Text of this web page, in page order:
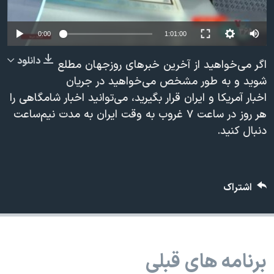
فرهنگ و زندگی
حقوق شهروندی
علم و فناوری
اسرائیل در جنگ
گالری عکس
مستندها
انتخابات ریاست جمهوری آمریکا ۲۰۲۴
رمز مهسا
ورزش زنان در ایران
اعتراضات زن، زندگی، آزادی
دادگاه حمید نوری
اعتراضات مردمی آبان ۹۸
دنبال کنید
زبانهای مختلف
0:00 1:01:00
دانلود
اگر می‌خواهید از آخرین خبرهای روزجهان مطلع
شوید و به طور مشخص می‌خواهید در جریان
اخبار آمریکا و ایران قرار بگیرید، می‌توانید اخبار شامگاهی را
هر روز در ساعت ۷ غروب به وقت ایران به مدت نیم‌ساعت
دنبال کنید.
اشتراک
برنامه های قبلی